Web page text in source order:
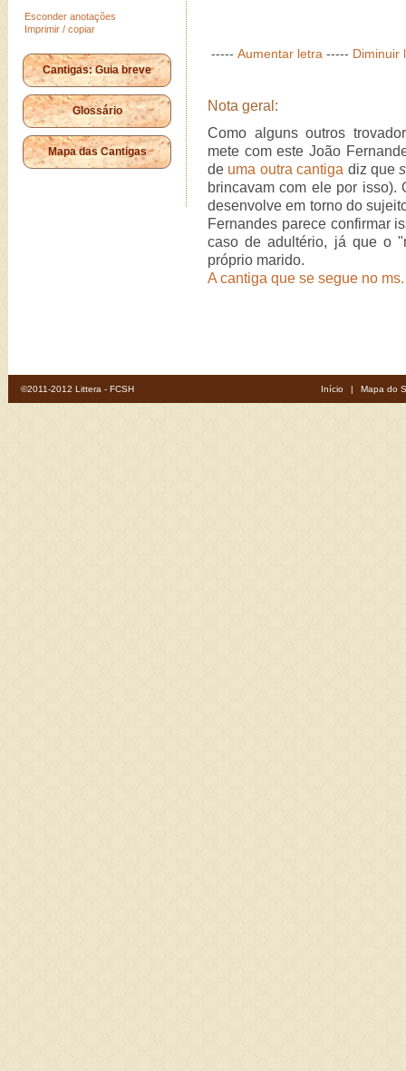
Esconder anotações
Imprimir / copiar
Cantigas: Guia breve
Glossário
Mapa das Cantigas
----- Aumentar letra ----- Diminuir
Nota geral:
Como alguns outros
mete com este João
de uma outra cantiga diz que
brincavam com ele por isso).
desenvolve em torno do
Fernandes parece confirmar
caso de adultério, já que o
próprio marido.
A cantiga que se segue no ms.
©2011-2012 Littera - FCSH Início | Mapa do